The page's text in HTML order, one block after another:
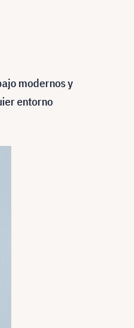
modernos y
entorno